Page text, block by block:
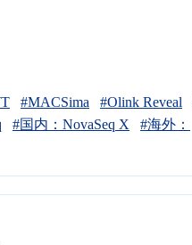
#MACSima #Olink Reveal
#国内：NovaSeq X
#海外：